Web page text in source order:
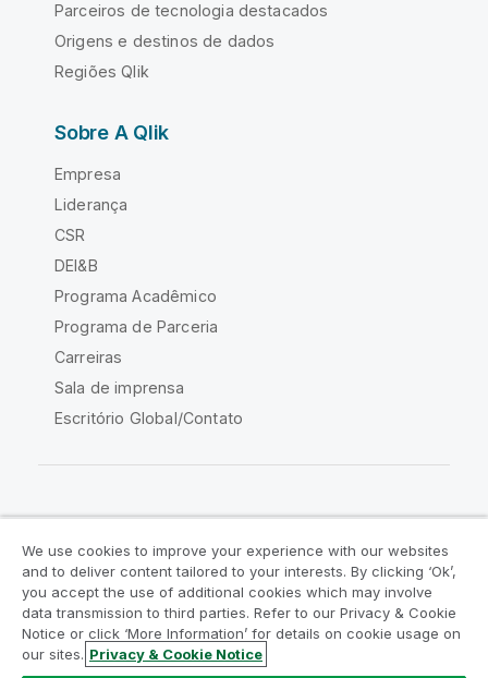
Parceiros de tecnologia destacados
Origens e destinos de dados
Regiões Qlik
Sobre A Qlik
Empresa
Liderança
CSR
DEI&B
Programa Acadêmico
Programa de Parceria
Carreiras
Sala de imprensa
Escritório Global/Contato
Acordos legais
Termos do produto
Legal Policies
Políticas Legais
Termos de uso
Marcas comerciais
We use cookies to improve your experience with our websites
and to deliver content tailored to your interests. By clicking ‘Ok’,
you accept the use of additional cookies which may involve
data transmission to third parties. Refer to our Privacy & Cookie
Notice or click ‘More Information’ for details on cookie usage on
our sites. Privacy & Cookie Notice